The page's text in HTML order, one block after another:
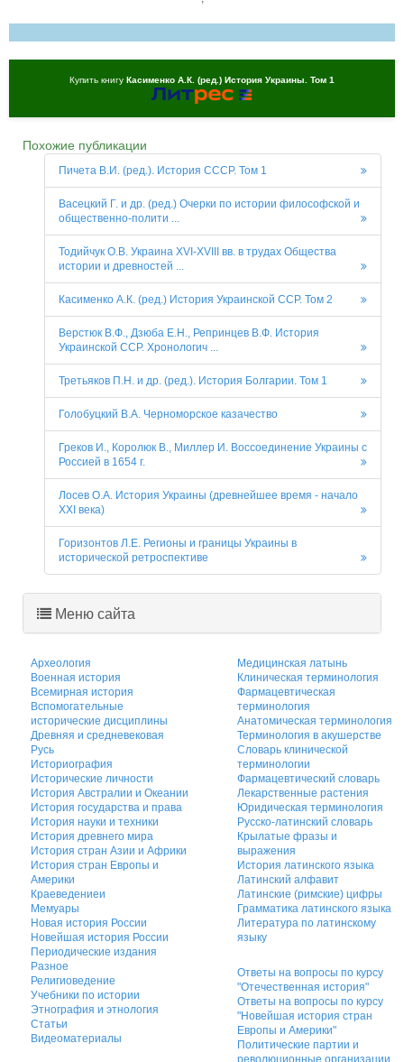
Купить книгу Касименко А.К. (ред.) История Украины. Том 1
Похожие публикации
Пичета В.И. (ред.). История СССР. Том 1
Васецкий Г. и др. (ред.) Очерки по истории философской и
общественно-полити ...
Тодийчук О.В. Украина XVI-XVIII вв. в трудах Общества
истории и древностей ...
Касименко А.К. (ред.) История Украинской ССР. Том 2
Верстюк В.Ф., Дзюба Е.Н., Репринцев В.Ф. История
Украинской ССР. Хронологич ...
Третьяков П.Н. и др. (ред.). История Болгарии. Том 1
Голобуцкий В.А. Черноморское казачество
Греков И., Королюк В., Миллер И. Воссоединение Украины с
Россией в 1654 г.
Лосев О.А. История Украины (древнейшее время - начало
XXI века)
Горизонтов Л.Е. Регионы и границы Украины в
исторической ретроспективе
Меню сайта
Археология
Военная история
Всемирная история
Вспомогательные
исторические дисциплины
Древняя и средневековая
Русь
Историография
Исторические личности
История Австралии и Океании
История государства и права
История науки и техники
История древнего мира
История стран Азии и Африки
История стран Европы и
Америки
Краеведениеи
Мемуары
Новая история России
Новейшая история России
Периодические издания
Разное
Религиоведение
Учебники по истории
Этнография и этнология
Статьи
Видеоматериалы
Медицинская латынь
Клиническая терминология
Фармацевтическая
терминология
Анатомическая терминология
Терминология в акушерстве
Словарь клинической
терминологии
Фармацевтический словарь
Лекарственные растения
Юридическая терминология
Русско-латинский словарь
Крылатые фразы и
выражения
История латинского языка
Латинский алфавит
Латинские (римские) цифры
Грамматика латинского языка
Литература по латинскому
языку
Ответы на вопросы по курсу
"Отечественная история"
Ответы на вопросы по курсу
"Новейшая история стран
Европы и Америки"
Политические партии и
революционные организации